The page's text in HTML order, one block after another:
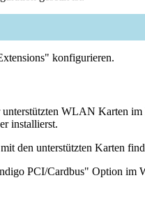
konfigurieren.
WLAN Karten
installierst.
den unterstützten Karten
PCI/Cardbus" Option im